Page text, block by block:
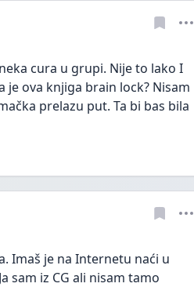
cura u grupi. Nije to lako I
ova knjiga brain lock? Nisam
prelazu put. Ta bi bas bila
Imaš je na Internetu naći u
sam iz CG ali nisam tamo